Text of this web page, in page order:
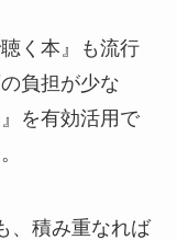
く本』も流行
負担が少な
を有効活用で
、積み重なれば